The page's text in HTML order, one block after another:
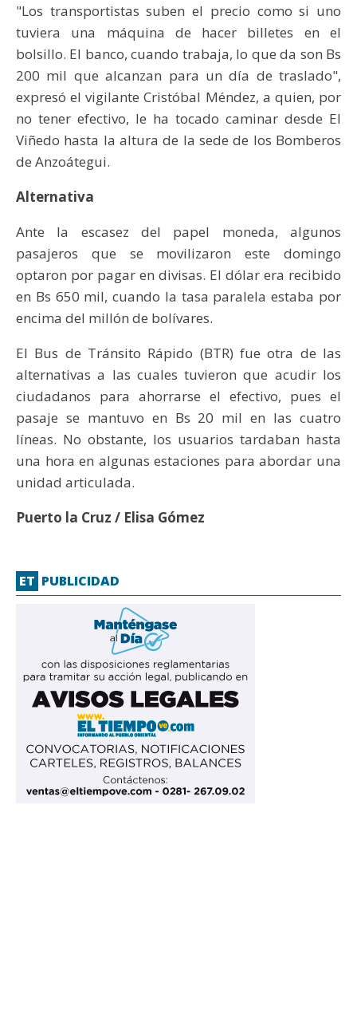
"Los transportistas suben el precio como si uno
tuviera una máquina de hacer billetes en el
bolsillo. El banco, cuando trabaja, lo que da son Bs
200 mil que alcanzan para un día de traslado",
expresó el vigilante Cristóbal Méndez, a quien, por
no tener efectivo, le ha tocado caminar desde El
Viñedo hasta la altura de la sede de los Bomberos
de Anzoátegui.
Alternativa
Ante la escasez del papel moneda, algunos
pasajeros que se movilizaron este domingo
optaron por pagar en divisas. El dólar era recibido
en Bs 650 mil, cuando la tasa paralela estaba por
encima del millón de bolívares.
El Bus de Tránsito Rápido (BTR) fue otra de las
alternativas a las cuales tuvieron que acudir los
ciudadanos para ahorrarse el efectivo, pues el
pasaje se mantuvo en Bs 20 mil en las cuatro
líneas. No obstante, los usuarios tardaban hasta
una hora en algunas estaciones para abordar una
unidad articulada.
Puerto la Cruz / Elisa Gómez
ET PUBLICIDAD